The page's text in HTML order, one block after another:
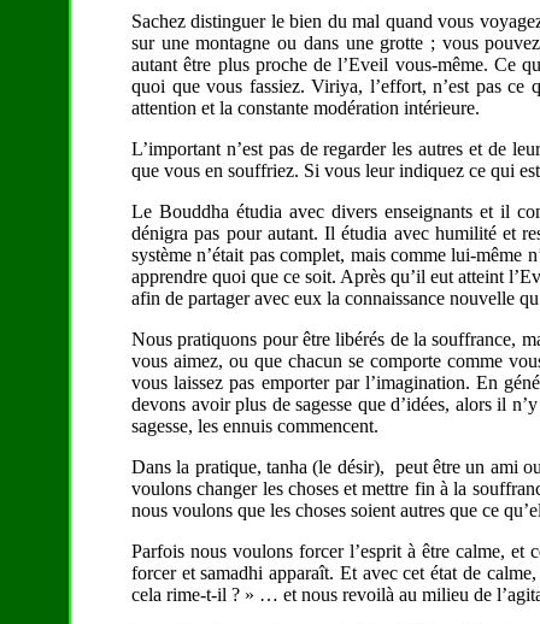
Sachez distinguer le bien du mal quand vous
sur une montagne ou dans une grotte ; vous
autant être plus proche de l’Eveil vous-même. Ce
quoi que vous fassiez. Viriya, l’effort, n’est pas ce
attention et la constante modération intérieure.
L’important n’est pas de regarder les autres et de
que vous en souffriez. Si vous leur indiquez ce qui
Le Bouddha étudia avec divers enseignants et il
dénigra pas pour autant. Il étudia avec humilité et
système n’était pas complet, mais comme lui-même
apprendre quoi que ce soit. Après qu’il eut atteint
afin de partager avec eux la connaissance nouvelle
Nous pratiquons pour être libérés de la souffrance,
vous aimez, ou que chacun se comporte comme
vous laissez pas emporter par l’imagination. En
devons avoir plus de sagesse que d’idées, alors il
sagesse, les ennuis commencent.
Dans la pratique, tanha (le désir), peut être un ami
voulons changer les choses et mettre fin à la
nous voulons que les choses soient autres que ce
Parfois nous voulons forcer l’esprit à être calme, et
forcer et samadhi apparaît. Et avec cet état de
cela rime-t-il ? » … et nous revoilà au milieu de